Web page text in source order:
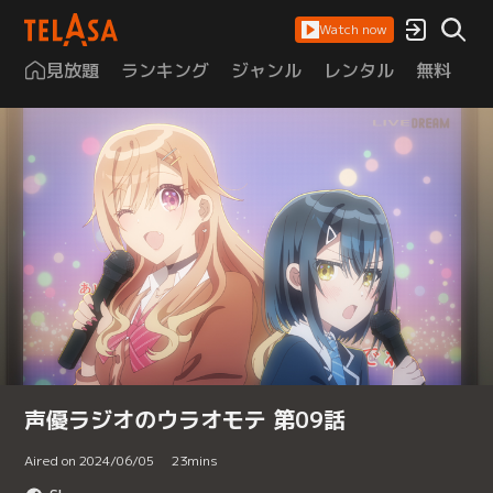
Watch now
見放題 ランキング ジャンル レンタル 無料
声優ラジオのウラオモテ 第09話
Aired on 2024/06/05 23mins